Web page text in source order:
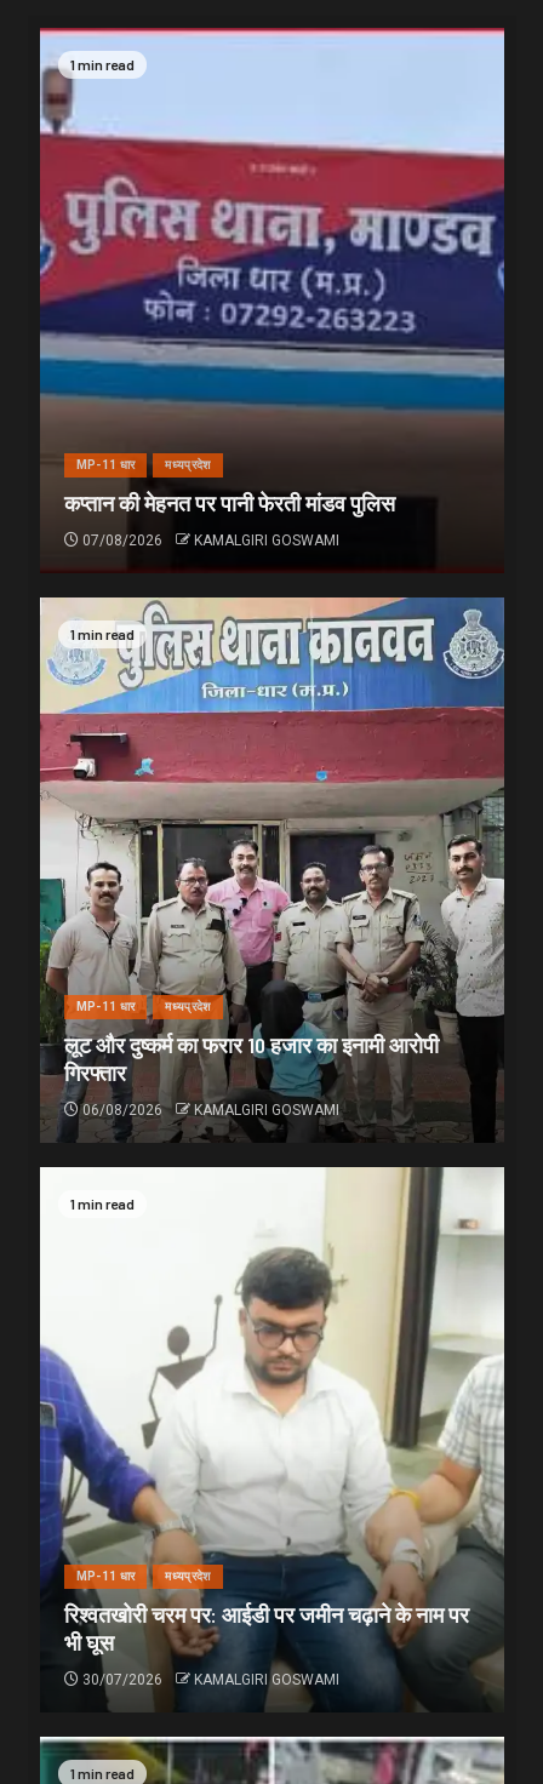
1 min read
MP-11 धार मध्यप्रदेश
कप्तान की मेहनत पर पानी फेरती मांडव पुलिस
07/08/2026 KAMALGIRI GOSWAMI
1 min read
MP-11 धार मध्यप्रदेश
लूट और दुष्कर्म का फरार 10 हजार का इनामी आरोपी
गिरफ्तार
06/08/2026 KAMALGIRI GOSWAMI
1 min read
MP-11 धार मध्यप्रदेश
रिश्वतखोरी चरम पर: आईडी पर जमीन चढ़ाने के नाम पर
भी घूस
30/07/2026 KAMALGIRI GOSWAMI
1 min read